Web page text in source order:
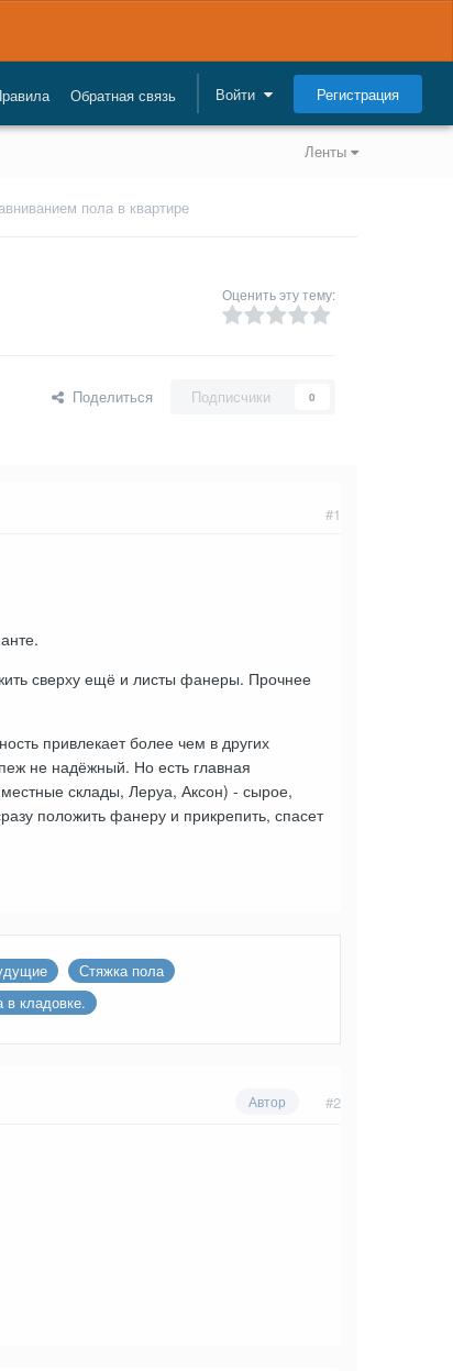
Обратная связь Войти Регистрация
Ленты
пола в квартире
Оценить эту тему:
Поделиться Подписчики 0
#1
сверху ещё и листы фанеры. Прочнее
привлекает более чем в других
не надёжный. Но есть главная
склады, Леруа, Аксон) - сырое,
положить фанеру и прикрепить, спасет
Стяжка пола
кладовке.
Автор #2